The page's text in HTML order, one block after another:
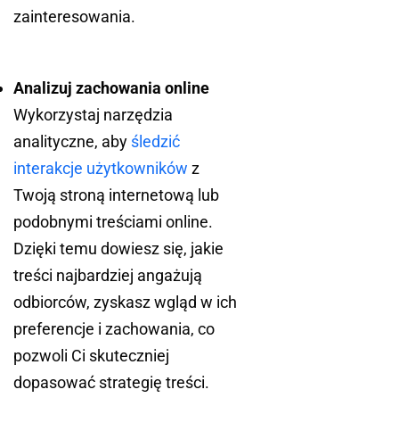
zainteresowania.
Analizuj zachowania online
Wykorzystaj narzędzia
analityczne, aby śledzić
interakcje użytkowników z
Twoją stroną internetową lub
podobnymi treściami online.
Dzięki temu dowiesz się, jakie
treści najbardziej angażują
odbiorców, zyskasz wgląd w ich
preferencje i zachowania, co
pozwoli Ci skuteczniej
dopasować strategię treści.